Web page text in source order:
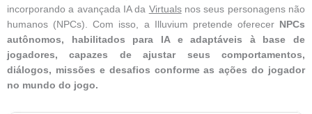
incorporando a avançada IA da Virtualsnos seus personagens não
humanos (NPCs). Com isso, a Illuvium pretende oferecer NPCs
autônomos, habilitados para IA e adaptáveis à base de
jogadores, capazes de ajustar seus comportamentos,
diálogos, missões e desafios conforme as ações do jogador
no mundo do jogo.